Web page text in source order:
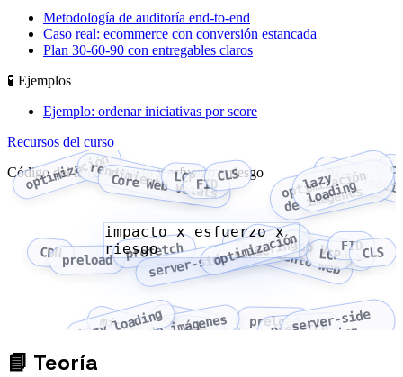
Metodología de auditoría end-to-end
Caso real: ecommerce con conversión estancada
Plan 30-60-90 con entregables claros
🧪 Ejemplos
Ejemplo: ordenar iniciativas por score
Recursos del curso
Código del tema: impacto x esfuerzo x riesgo
optimizaciónrendimiento web
Core Web Vitals
LCPFID
CLS optimización
de imágenes
l
a
z
y
l
o
a
d
i
n
g
CDNpreload prefetch
server-side rendering
optimización
rendimiento web
Core Web Vitals
LCP
FIDCLS
optimización de imágenes
lazy loading
minificacióncaching
CDN
preload
prefetch
server-side
rendering
impacto x esfuerzo x
riesgo
📘 Teoría